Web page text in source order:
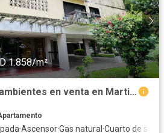
1.858/m²
Departamento de 4 ambientes en venta en Martinez
·Ascensor·Gas natural ·Cuarto de